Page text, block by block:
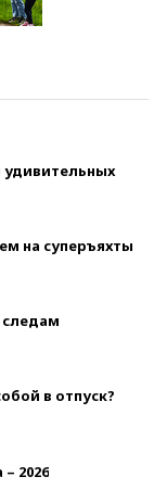
удивительных
на суперъяхты
в отпуск?
2026